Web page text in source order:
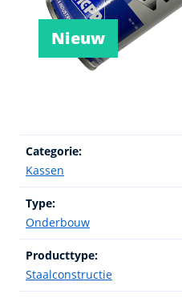
Nieuw
Categorie:
Kassen
Type:
Onderbouw
Producttype:
Staalconstructie